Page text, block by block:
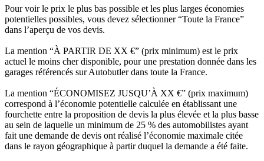
Pour voir le prix le plus bas possible et les plus larges économies
potentielles possibles, vous devez sélectionner “Toute la France”
dans l’aperçu de vos devis.
La mention “À PARTIR DE XX €” (prix minimum) est le prix
actuel le moins cher disponible, pour une prestation donnée dans les
garages référencés sur Autobutler dans toute la France.
La mention “ÉCONOMISEZ JUSQU’À XX €” (prix maximum)
correspond à l’économie potentielle calculée en établissant une
fourchette entre la proposition de devis la plus élevée et la plus basse
au sein de laquelle un minimum de 25 % des automobilistes ayant
fait une demande de devis ont réalisé l’économie maximale citée
dans le rayon géographique à partir duquel la demande a été faite.